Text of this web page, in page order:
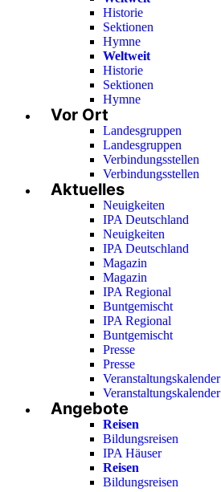
Historie
Sektionen
Hymne
Weltweit
Historie
Sektionen
Hymne
Vor Ort
Landesgruppen
Landesgruppen
Verbindungsstellen
Verbindungsstellen
Aktuelles
Neuigkeiten
IPA Deutschland
Neuigkeiten
IPA Deutschland
Magazin
Magazin
IPA Regional
Buntgemischt
IPA Regional
Buntgemischt
Presse
Presse
Veranstaltungskalender
Veranstaltungskalender
Angebote
Reisen
Bildungsreisen
IPA Häuser
Reisen
Bildungsreisen